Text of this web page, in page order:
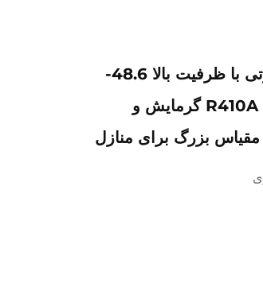
SDT-GY دستگاه پمپ حرارتی با ظرفیت بالا 48.6-
238KW کمپرسور اسکرول R410A گرمایش و
بزرگ برای منازل